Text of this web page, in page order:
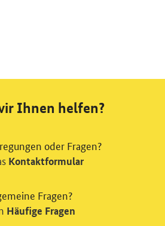
Ihnen helfen?
oder Fragen?
Kontaktformular
Fragen?
Häufige Fragen